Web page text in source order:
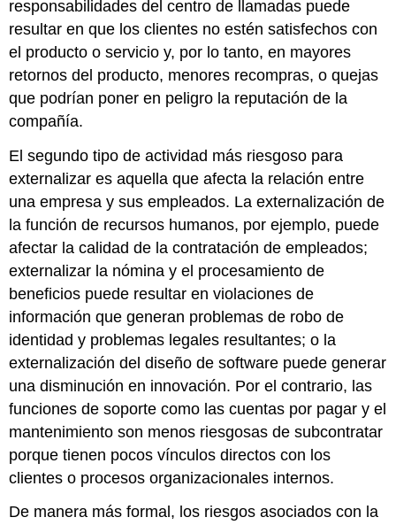
responsabilidades del centro de llamadas puede
resultar en que los clientes no estén satisfechos con
el producto o servicio y, por lo tanto, en mayores
retornos del producto, menores recompras, o quejas
que podrían poner en peligro la reputación de la
compañía.
El segundo tipo de actividad más riesgoso para
externalizar es aquella que afecta la relación entre
una empresa y sus empleados. La externalización de
la función de recursos humanos, por ejemplo, puede
afectar la calidad de la contratación de empleados;
externalizar la nómina y el procesamiento de
beneficios puede resultar en violaciones de
información que generan problemas de robo de
identidad y problemas legales resultantes; o la
externalización del diseño de software puede generar
una disminución en innovación. Por el contrario, las
funciones de soporte como las cuentas por pagar y el
mantenimiento son menos riesgosas de subcontratar
porque tienen pocos vínculos directos con los
clientes o procesos organizacionales internos.
De manera más formal, los riesgos asociados con la